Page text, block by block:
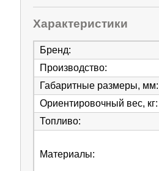
Характеристики
Бренд:
Производство:
Габаритные размеры, мм:
Ориентировочный вес, кг:
Топливо:
Материалы: